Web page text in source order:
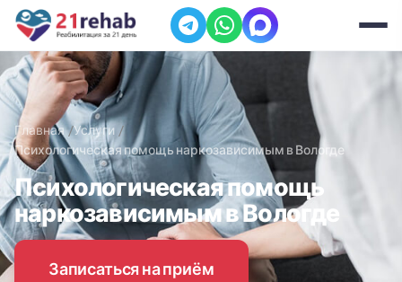
Главная Услуги
Психологическая помощь наркозависимым в Вологде
Психологическая помощь
наркозависимым в Вологде
Записаться на приём